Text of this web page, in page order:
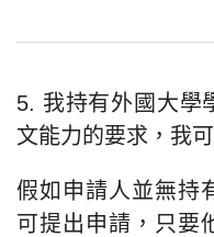
5. 我持有外國大學
文能力的要求，我
假如申請人並無持
可提出申請，只要